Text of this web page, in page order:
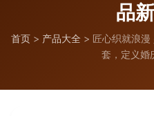
品
首页 > 产品大全 > 匠心织就浪
套，定义婚